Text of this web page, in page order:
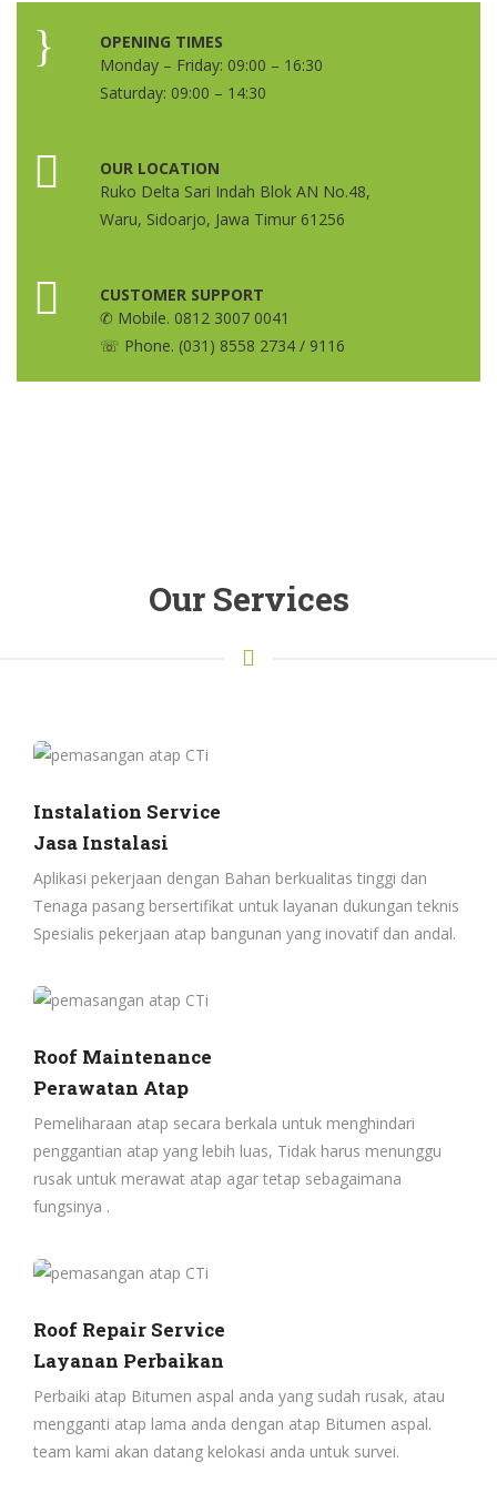
OPENING TIMES
Monday – Friday: 09:00 – 16:30
Saturday: 09:00 – 14:30
OUR LOCATION
Ruko Delta Sari Indah Blok AN No.48,
Waru, Sidoarjo, Jawa Timur 61256
CUSTOMER SUPPORT
✆ Mobile. 0812 3007 0041
☏ Phone. (031) 8558 2734 / 9116
Our Services
Instalation Service
Jasa Instalasi
Aplikasi pekerjaan dengan Bahan berkualitas tinggi dan
Tenaga pasang bersertifikat untuk layanan dukungan teknis
Spesialis pekerjaan atap bangunan yang inovatif dan andal.
Roof Maintenance
Perawatan Atap
Pemeliharaan atap secara berkala untuk menghindari
penggantian atap yang lebih luas, Tidak harus menunggu
rusak untuk merawat atap agar tetap sebagaimana
fungsinya .
Roof Repair Service
Layanan Perbaikan
Perbaiki atap Bitumen aspal anda yang sudah rusak, atau
mengganti atap lama anda dengan atap Bitumen aspal.
team kami akan datang kelokasi anda untuk survei.